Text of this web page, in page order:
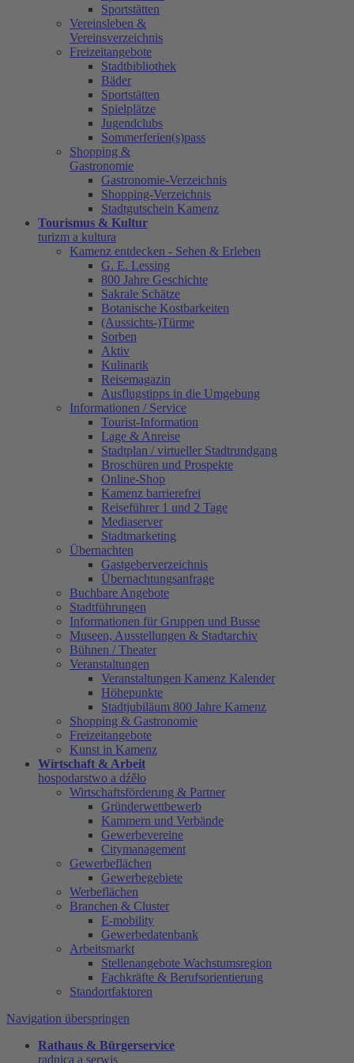
Sportstätten
Vereinsleben &
Vereinsverzeichnis
Freizeitangebote
Stadtbibliothek
Bäder
Sportstätten
Spielplätze
Jugendclubs
Sommerferien(s)pass
Shopping &
Gastronomie
Gastronomie-Verzeichnis
Shopping-Verzeichnis
Stadtgutschein Kamenz
Tourismus & Kultur
turizm a kultura
Kamenz entdecken - Sehen & Erleben
G. E. Lessing
800 Jahre Geschichte
Sakrale Schätze
Botanische Kostbarkeiten
(Aussichts-)Türme
Sorben
Aktiv
Kulinarik
Reisemagazin
Ausflugstipps in die Umgebung
Informationen / Service
Tourist-Information
Lage & Anreise
Stadtplan / virtueller Stadtrundgang
Broschüren und Prospekte
Online-Shop
Kamenz barrierefrei
Reiseführer 1 und 2 Tage
Mediaserver
Stadtmarketing
Übernachten
Gastgeberverzeichnis
Übernachtungsanfrage
Buchbare Angebote
Stadtführungen
Informationen für Gruppen und Busse
Museen, Ausstellungen & Stadtarchiv
Bühnen / Theater
Veranstaltungen
Veranstaltungen Kamenz Kalender
Höhepunkte
Stadtjubiläum 800 Jahre Kamenz
Shopping & Gastronomie
Freizeitangebote
Kunst in Kamenz
Wirtschaft & Arbeit
hospodarstwo a dźěło
Wirtschaftsförderung & Partner
Gründerwettbewerb
Kammern und Verbände
Gewerbevereine
Citymanagement
Gewerbeflächen
Gewerbegebiete
Werbeflächen
Branchen & Cluster
E-mobility
Gewerbedatenbank
Arbeitsmarkt
Stellenangebote Wachstumsregion
Fachkräfte & Berufsorientierung
Standortfaktoren
Navigation überspringen
Rathaus & Bürgerservice
radnica a serwis